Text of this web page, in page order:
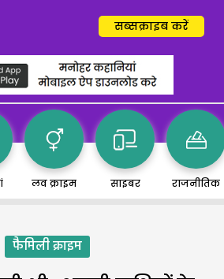
सब्सक्राइब करें
लव क्राइम साइबर राजनीतिक
फैमिली क्राइम